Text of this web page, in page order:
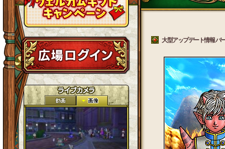
大型アップデート情報 バ